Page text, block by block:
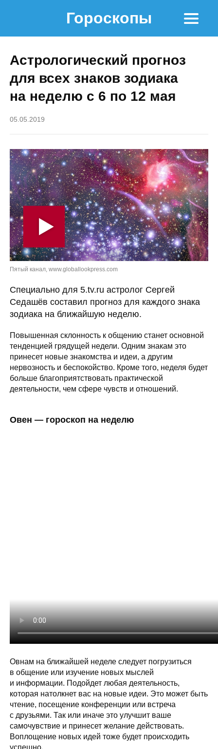
Гороскопы
Астрологический прогноз
для всех знаков зодиака
на неделю с 6 по 12 мая
05.05.2019
Пятый канал, www.globallookpress.com
Специально для 5.tv.ru астролог Сергей
Седашёв составил прогноз для каждого знака
зодиака на ближайшую неделю.
Повышенная склонность к общению станет основной
тенденцией грядущей недели. Одним знакам это
принесет новые знакомства и идеи, а другим
нервозность и беспокойство. Кроме того, неделя будет
больше благоприятствовать практической
деятельности, чем сфере чувств и отношений.
Овен — гороскоп на неделю
Овнам на ближайшей неделе следует погрузиться
в общение или изучение новых мыслей
и информации. Подойдет любая деятельность,
которая натолкнет вас на новые идеи. Это может быть
чтение, посещение конференции или встреча
с друзьями. Так или иначе это улучшит ваше
самочувствие и принесет желание действовать.
Воплощение новых идей тоже будет происходить
успешно.